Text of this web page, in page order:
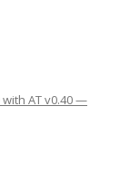
with AT v0.40 —